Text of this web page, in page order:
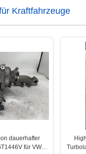
Kraftfahrzeuge
dauerhafter
für VW